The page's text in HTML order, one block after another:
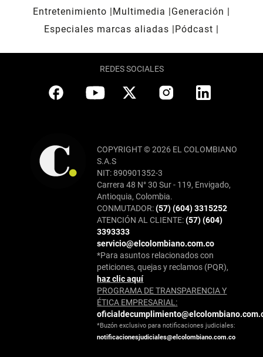
Entretenimiento
Multimedia
Generación
Especiales marcas aliadas
Pódcast
REDES SOCIALES
COPYRIGHT © 2026 EL COLOMBIANO
S.A.S
NIT: 890901352-3
Carrera 48 N° 30 Sur - 119, Envigado,
Antioquia, Colombia.
CONMUTADOR:(57) (604) 3315252
ATENCIÓN AL CLIENTE:(57) (604)
3393333
servicio@elcolombiano.com.co
*Para asuntos relacionados con
peticiones, quejas y reclamos (PQR),
haz clic aquí
PROGRAMA DE TRANSPARENCIA Y
ÉTICA EMPRESARIAL:
*Buzón exclusivo para notificaciones judiciales:
notificacionesjudiciales@elcolombiano.com.co